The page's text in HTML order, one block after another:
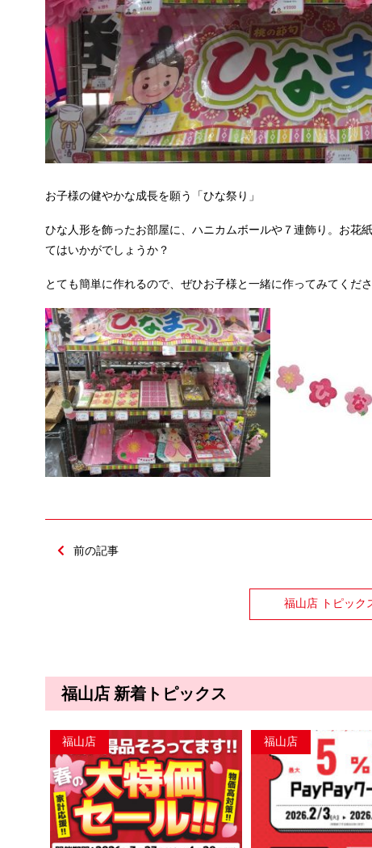
お子様の健やかな成長を願う「ひな祭り」
ひな人形を飾ったお部屋に、ハニカムボールや７連飾り。お花
てはいかがでしょうか？
とても簡単に作れるので、ぜひお子様と一緒に作ってみてくださ
前の記事
福山店 トピック
福山店 新着トピックス
福山店 福山店